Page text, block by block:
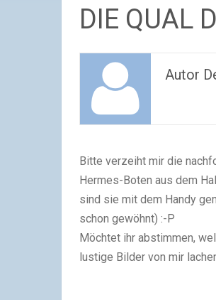
DIE QUAL
Autor
Bitte verzeiht mir die
Hermes-Boten aus dem
sind sie mit dem Handy
schon gewöhnt) :-P
Möchtet ihr abstimmen,
lustige Bilder von mir